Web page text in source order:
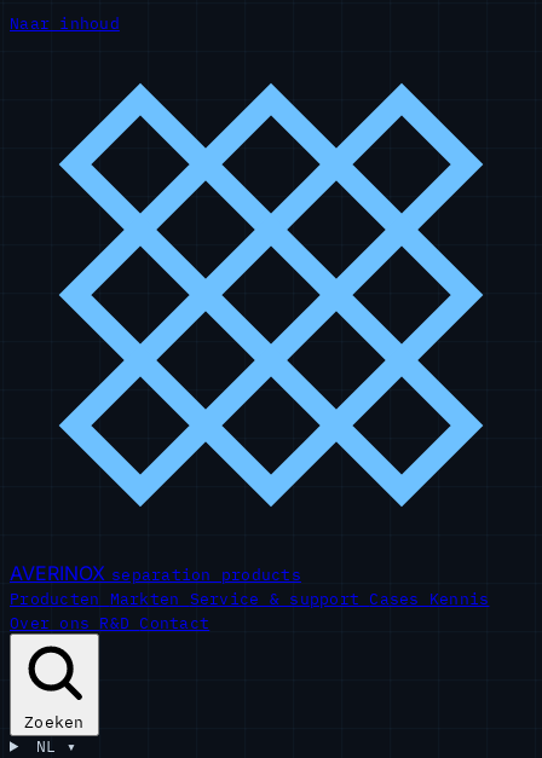
Naar inhoud
AVERINOX separation products
Producten Markten Service & support Cases Kennis
Over ons R&D Contact
Zoeken
NL ▾